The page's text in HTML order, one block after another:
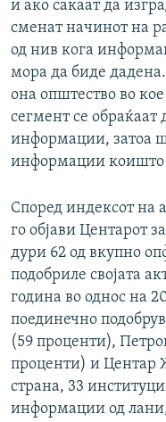
и ако сакаат да
сменат начинот на
од нив кога
мора да биде
она општество во
сегмент се обраќаат
информации, затоа
информации коишто
Според индексот на
го објави Центарот
дури 62 од вкупно
подобриле својата
година во однос на
поединечно
(59 проценти),
проценти) и Центар
страна, 33
информации од